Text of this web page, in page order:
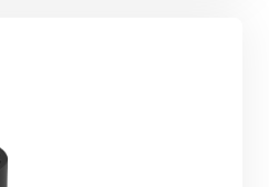
转型和碳中和目标，致力于推
继续秉承可持续发展的理念，